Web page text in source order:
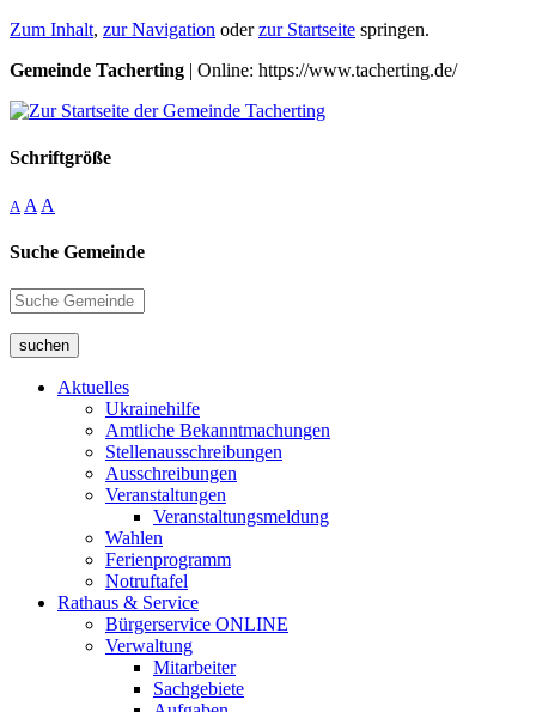
Zum Inhalt, zur Navigation oderzur Startseite springen.
Gemeinde Tacherting | Online: https://www.tacherting.de/
Schriftgröße
A A A
Suche Gemeinde
suchen
Aktuelles
Ukrainehilfe
Amtliche Bekanntmachungen
Stellenausschreibungen
Ausschreibungen
Veranstaltungen
Veranstaltungsmeldung
Wahlen
Ferienprogramm
Notruftafel
Rathaus & Service
Bürgerservice ONLINE
Verwaltung
Mitarbeiter
Sachgebiete